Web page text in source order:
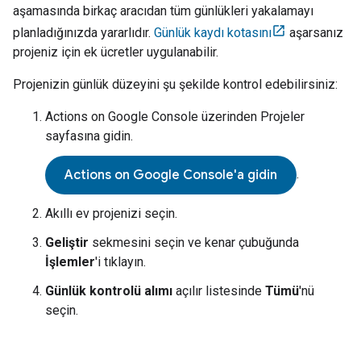
aşamasında birkaç aracıdan tüm günlükleri yakalamayı
planladığınızda yararlıdır. Günlük kaydı kotasını
aşarsanız
projeniz için ek ücretler uygulanabilir.
Projenizin günlük düzeyini şu şekilde kontrol edebilirsiniz:
Actions on Google Console üzerinden Projeler
sayfasına gidin.
Actions on Google Console'a gidin .
Akıllı ev projenizi seçin.
Geliştir sekmesini seçin ve kenar çubuğunda
İşlemler'i tıklayın.
Günlük kontrolü alımı açılır listesinde Tümü'nü
seçin.